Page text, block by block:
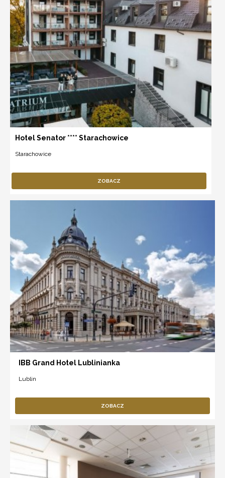
Hotel Senator **** Starachowice
Starachowice
ZOBACZ
IBB Grand Hotel Lublinianka
Lublin
ZOBACZ